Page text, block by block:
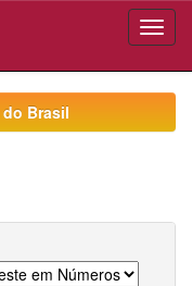
Brasil